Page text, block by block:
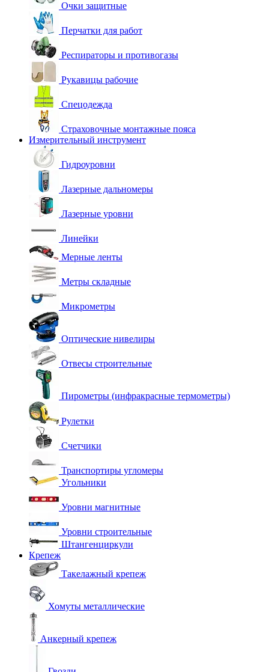
Очки защитные
Перчатки для работ
Респираторы и противогазы
Рукавицы рабочие
Спецодежда
Страховочные монтажные пояса
Измерительный инструмент
Гидроуровни
Лазерные дальномеры
Лазерные уровни
Линейки
Мерные ленты
Метры складные
Микрометры
Оптические нивелиры
Отвесы строительные
Пирометры (инфракрасные термометры)
Рулетки
Счетчики
Транспортиры угломеры
Угольники
Уровни магнитные
Уровни строительные
Штангенциркули
Крепеж
Такелажный крепеж
Хомуты металлические
Анкерный крепеж